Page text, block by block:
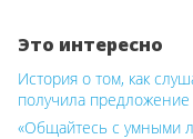
Это интересно
История о том, как
получила
«Общайтесь с умными